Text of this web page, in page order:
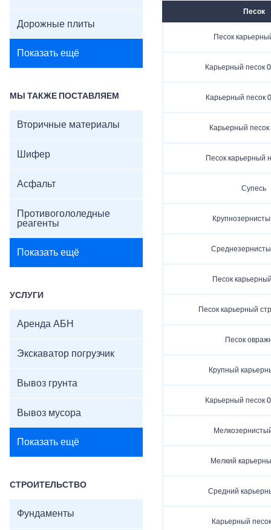
Дорожные плиты
Показать ещё
МЫ ТАКЖЕ ПОСТАВЛЯЕМ
Вторичные материалы
Шифер
Асфальт
Противогололедные
реагенты
Показать ещё
УСЛУГИ
Аренда АБН
Экскаватор погрузчик
Вывоз грунта
Вывоз мусора
Показать ещё
СТРОИТЕЛЬСТВО
Фундаменты
Песок
Песок
Карьерный песок
Карьерный песок
Карьерный песок
Песок карьерный
Супесь
Песок
Песок карьерный
Песок
Крупный
Карьерный песок
Мелкий
Средний
Карьерный